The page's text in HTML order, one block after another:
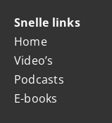
Snelle links
Home
Video’s
Podcasts
E-books